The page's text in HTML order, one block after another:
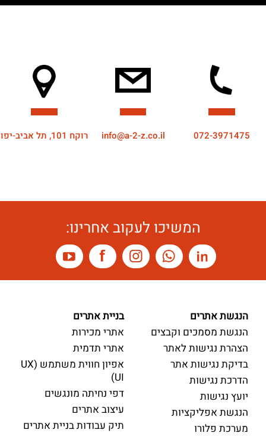
072-3971475
info@a-2-z.co.il רוקח 101, תל אביב-יפו
המשיכו לעקוב אחרינו:
הנגשת אתרים
הנגשת מסמכים וקבצים
הצהרת נגישות לאתר
בדיקת נגישות אתר
הדרכת נגישות
יועץ נגישות
הנגשת אפליקציות
מערכת פלורו
בניית אתרים
אתרי מכירות
אתרי תדמית
אפיון חווית משתמש (UX
UI)
דפי נחיתה מונגשים
עיצוב אתרים
תיק עבודות בניית אתרים